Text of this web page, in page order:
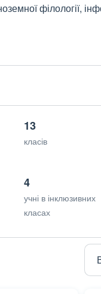
філології,
13
класів
4
учні в інклюзивних
класах